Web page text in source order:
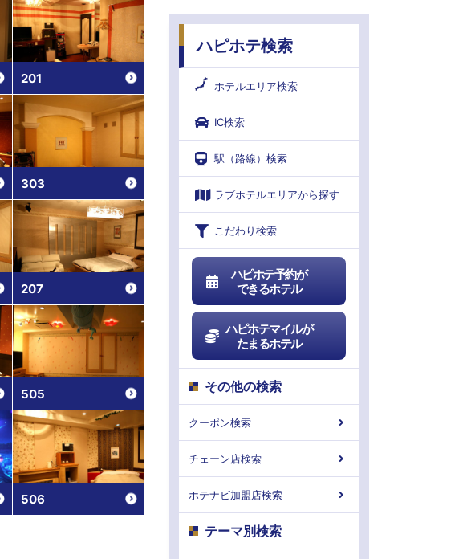
201
303
207
505
506
ハピホテ検索
ホテルエリア検索
IC検索
駅（路線）検索
ラブホテルエリアから探す
こだわり検索
ハピホテ予約が
できるホテル
ハピホテマイルが
たまるホテル
その他の検索
クーポン検索
チェーン店検索
ホテナビ加盟店検索
テーマ別検索